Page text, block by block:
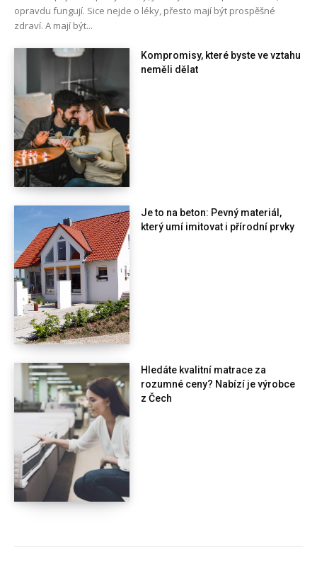
opravdu fungují. Sice nejde o léky, přesto mají být prospěšné
zdraví. A mají být...
Kompromisy, které byste ve vztahu
neměli dělat
Je to na beton: Pevný materiál,
který umí imitovat i přírodní prvky
Hledáte kvalitní matrace za
rozumné ceny? Nabízí je výrobce
z Čech